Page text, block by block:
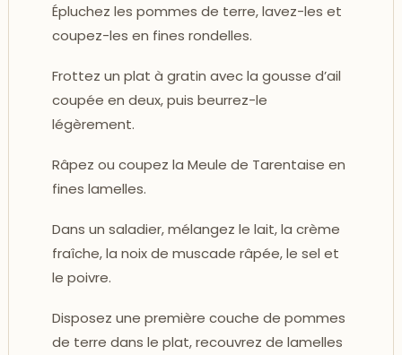
Épluchez les pommes de terre, lavez-les et
coupez-les en fines rondelles.
Frottez un plat à gratin avec la gousse d’ail
coupée en deux, puis beurrez-le
légèrement.
Râpez ou coupez la Meule de Tarentaise en
fines lamelles.
Dans un saladier, mélangez le lait, la crème
fraîche, la noix de muscade râpée, le sel et
le poivre.
Disposez une première couche de pommes
de terre dans le plat, recouvrez de lamelles